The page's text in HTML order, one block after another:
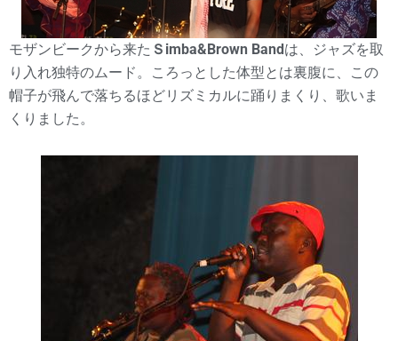
モザンビークから来た Ｓimba&Brown Bandは、ジャズを取
り入れ独特のムード。ころっとした体型とは裏腹に、この
帽子が飛んで落ちるほどリズミカルに踊りまくり、歌いま
くりました。